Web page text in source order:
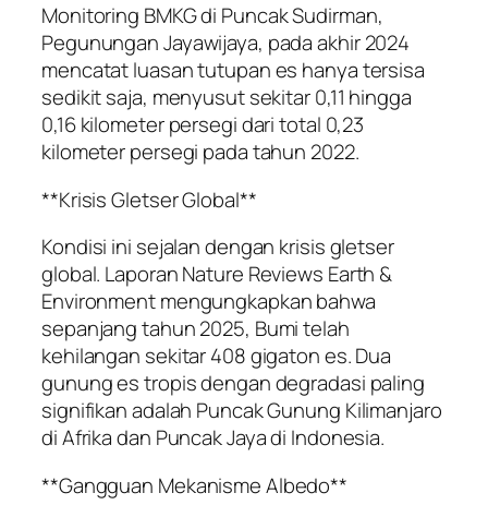
Monitoring BMKG di Puncak Sudirman,
Pegunungan Jayawijaya, pada akhir 2024
mencatat luasan tutupan es hanya tersisa
sedikit saja, menyusut sekitar 0,11 hingga
0,16 kilometer persegi dari total 0,23
kilometer persegi pada tahun 2022.
**Krisis Gletser Global**
Kondisi ini sejalan dengan krisis gletser
global. Laporan Nature Reviews Earth &
Environment mengungkapkan bahwa
sepanjang tahun 2025, Bumi telah
kehilangan sekitar 408 gigaton es. Dua
gunung es tropis dengan degradasi paling
signifikan adalah Puncak Gunung Kilimanjaro
di Afrika dan Puncak Jaya di Indonesia.
**Gangguan Mekanisme Albedo**